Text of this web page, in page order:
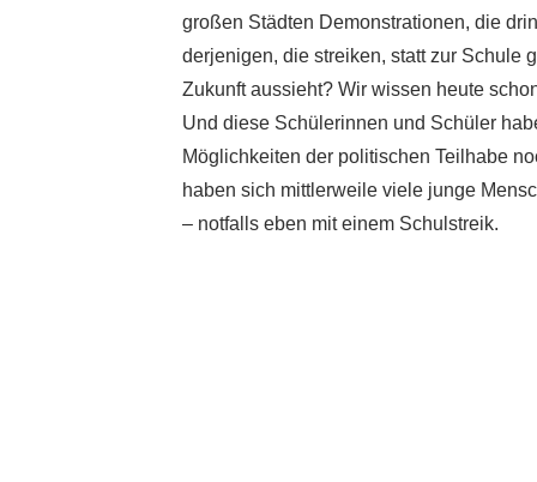
großen Städten Demonstrationen, die
derjenigen, die streiken, statt zur Schule
Zukunft aussieht? Wir wissen heute
Und diese Schülerinnen und Schüler
Möglichkeiten der politischen Teilhabe
haben sich mittlerweile viele junge
– notfalls eben mit einem Schulstreik.